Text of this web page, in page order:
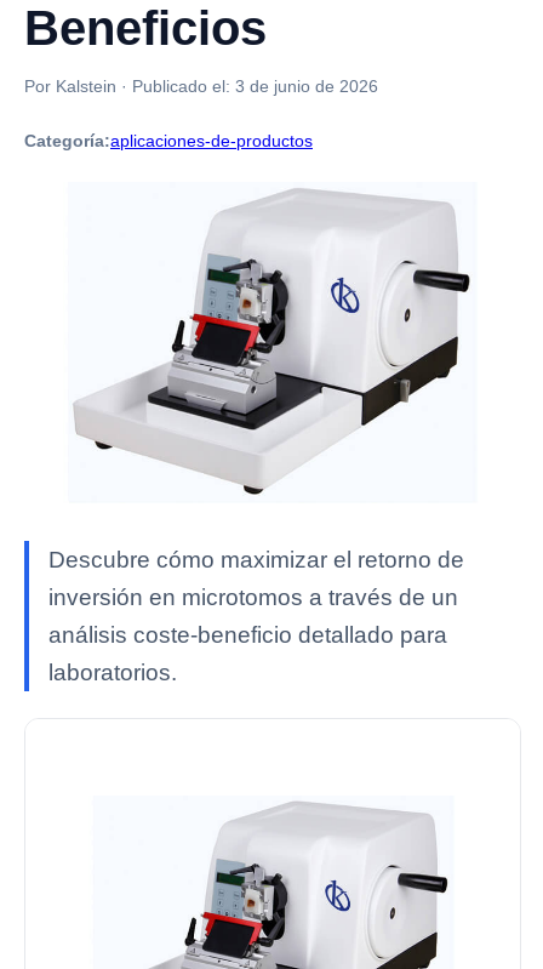
Beneficios
Por Kalstein · Publicado el: 3 de junio de 2026
Categoría:aplicaciones-de-productos
Descubre cómo maximizar el retorno de
inversión en microtomos a través de un
análisis coste-beneficio detallado para
laboratorios.